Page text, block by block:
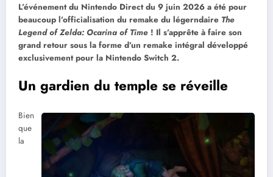
L’événement du Nintendo Direct du 9 juin 2026 a été pour
beaucoup l’officialisation du remake du légerndaire The
Legend of Zelda: Ocarina of Time ! Il s’apprête à faire son
grand retour sous la forme d’un remake intégral développé
exclusivement pour la Nintendo Switch 2.
Un gardien du temple se réveille
Bien
que
la